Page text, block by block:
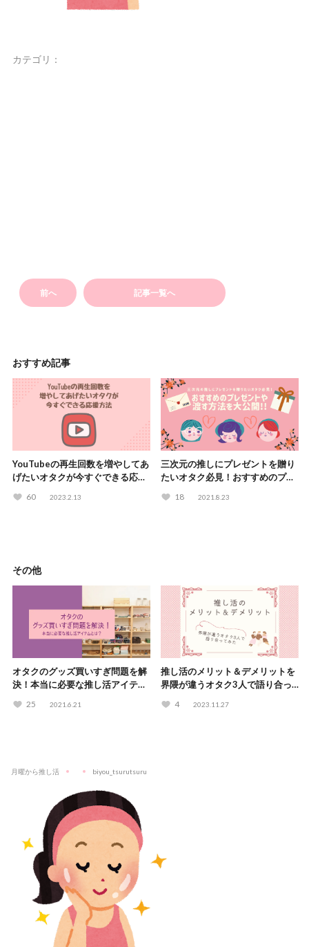
カテゴリ：
前へ 記事一覧へ
おすすめ記事
YouTubeの再生回数を増やしてあ
げたいオタクが今すぐできる応援
60 2023.2.13
三次元の推しにプレゼントを贈り
たいオタク必見！おすすめのプレ
18 2021.8.23
その他
オタクのグッズ買いすぎ問題を解
決！本当に必要な推し活アイテム
25 2021.6.21
推し活のメリット＆デメリットを
界隈が違うオタク3人で語り合っ
4 2023.11.27
月曜から推し活 biyou_tsurutsuru